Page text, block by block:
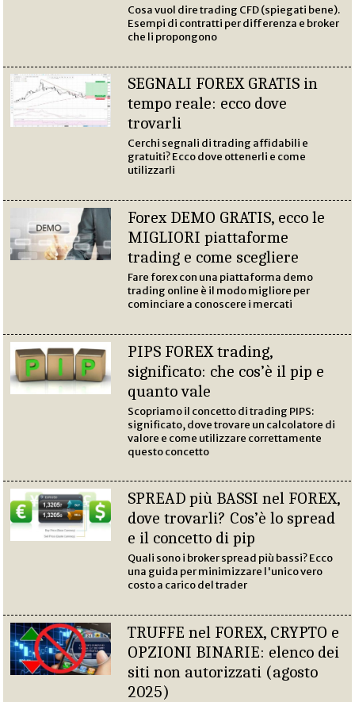
Cosa vuol dire trading CFD (spiegati bene).
Esempi di contratti per differenza e broker
che li propongono
SEGNALI FOREX GRATIS in
tempo reale: ecco dove
trovarli
Cerchi segnali di trading affidabili e
gratuiti? Ecco dove ottenerli e come
utilizzarli
Forex DEMO GRATIS, ecco le
MIGLIORI piattaforme
trading e come scegliere
Fare forex con una piattaforma demo
trading online è il modo migliore per
cominciare a conoscere i mercati
PIPS FOREX trading,
significato: che cos’è il pip e
quanto vale
Scopriamo il concetto di trading PIPS:
significato, dove trovare un calcolatore di
valore e come utilizzare correttamente
questo concetto
SPREAD più BASSI nel FOREX,
dove trovarli? Cos’è lo spread
e il concetto di pip
Quali sono i broker spread più bassi? Ecco
una guida per minimizzare l'unico vero
costo a carico del trader
TRUFFE nel FOREX, CRYPTO e
OPZIONI BINARIE: elenco dei
siti non autorizzati (agosto
2025)